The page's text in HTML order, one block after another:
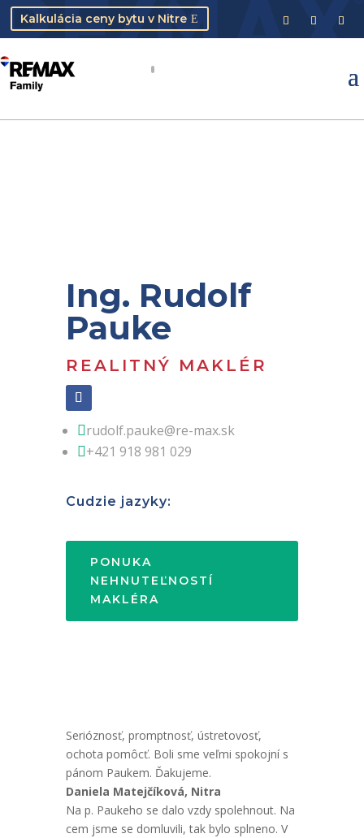
Kalkulácia ceny bytu v Nitre
Ing. Rudolf
Pauke
REALITNÝ MAKLÉR
rudolf.pauke@re-max.sk
+421 918 981 029
Cudzie jazyky:
PONUKA
NEHNUTEĽNOSTÍ
MAKLÉRA
Serióznosť, promptnosť, ústretovosť,
ochota pomôcť. Boli sme veľmi spokojní s
pánom Paukem. Ďakujeme.
Daniela Matejčíková, Nitra
Na p. Paukeho se dalo vzdy spolehnout. Na
cem jsme se domluvili, tak bylo splneno. V